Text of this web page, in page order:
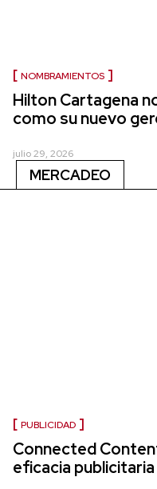
NOMBRAMIENTOS
Hilton Cartagena
como su nuevo
julio 29, 2026
MERCADEO
PUBLICIDAD
Connected
eficacia publicitaria